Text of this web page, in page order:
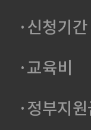
·신청기간
·교육비
·정부지